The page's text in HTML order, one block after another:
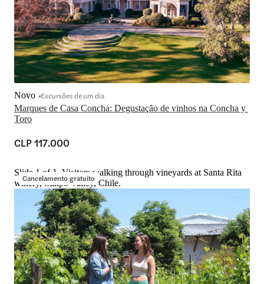
Marques de Casa Concha: Degustação de vinhos na Concha y
Toro
Novo Excursões de um dia
CLP 117.000
Cancelamento gratuito
Slide 1 of 1, Visitors walking through vineyards at Santa Rita
winery, Maipo Valley, Chile.